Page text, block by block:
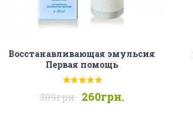
Восстанавливающая эмульсия
Первая помощь
309грн. 260грн.